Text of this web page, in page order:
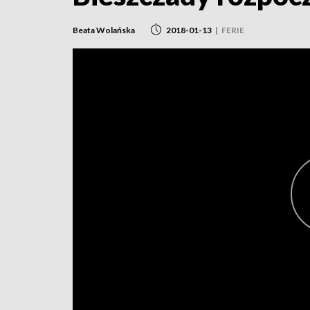
Beata Wolańska 2018-01-13 | FERIE